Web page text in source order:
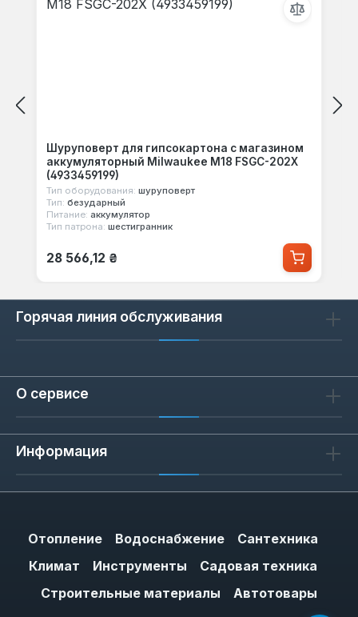
Шуруповерт для гипсокартона с магазином
аккумуляторный Milwaukee M18 FSGC-202X
(4933459199)
Тип оборудования: шуруповерт
Тип: безударный
Питание: аккумулятор
Тип патрона: шестигранник
Обычная цена:
28 566,12 ₴
Горячая линия обслуживания
О сервисе
Информация
Отопление Водоснабжение
Сантехника
Климат
Инструменты
Садовая техника
Строительные материалы
Автотовары